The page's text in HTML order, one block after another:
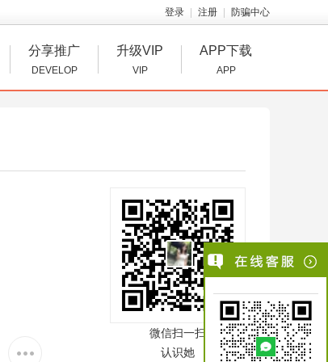
登录 注册 防骗中心
分享推广
DEVELOP
升级VIP
VIP
APP下载
APP
微信扫一扫
认识她